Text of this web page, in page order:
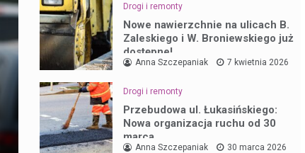
Drogi i remonty
Nowe nawierzchnie na ulicach B.
Zaleskiego i W. Broniewskiego już
dostępne!
Anna Szczepaniak 7 kwietnia 2026
Drogi i remonty
Przebudowa ul. Łukasińskiego:
Nowa organizacja ruchu od 30
marca
Anna Szczepaniak 30 marca 2026